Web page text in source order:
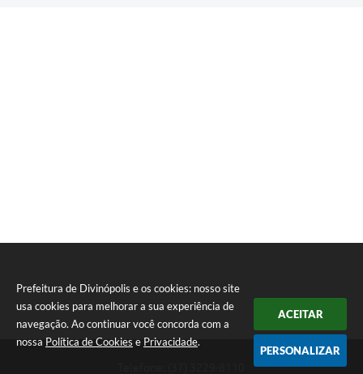
Prefeitura de Divinópolis e os cookies: nosso site
usa cookies para melhorar a sua experiência de
navegação. Ao continuar você concorda com a
nossa Política de Cookies e Privacidade.
ACEITAR
PERSONALIZAR